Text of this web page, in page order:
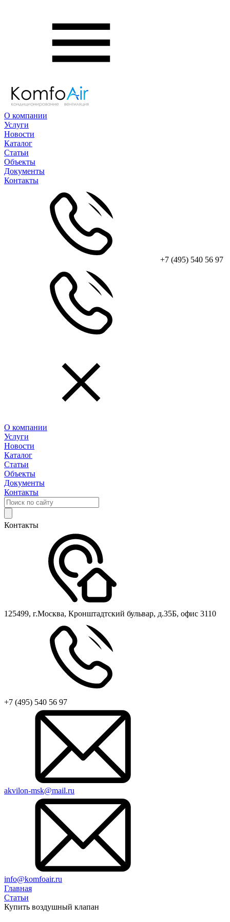
О компании
Услуги
Новости
Каталог
Статьи
Объекты
Документы
Контакты
+7 (495) 540 56 97
О компании
Услуги
Новости
Каталог
Статьи
Объекты
Документы
Контакты
Контакты
125499, г.Москва, Кронштадтский бульвар, д.35Б, офис 3110
+7 (495) 540 56 97
akvilon-msk@mail.ru
info@komfoair.ru
Главная
Статьи
Купить воздушный клапан